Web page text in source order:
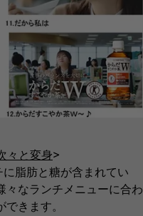
々と変身>
脂肪と糖が含まれてい
々なランチメニューに合わ
きます。